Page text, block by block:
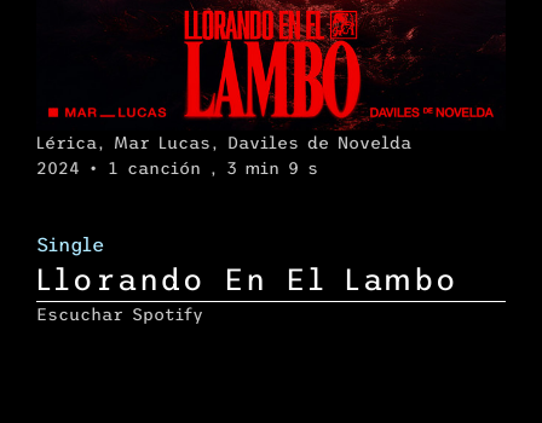
Lérica, Mar Lucas, Daviles de Novelda
2024 • 1 canción , 3 min 9 s
Single
Llorando En El Lambo
Escuchar Spotify